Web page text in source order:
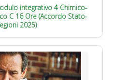
integrativo 4 Chimico-
C 16 Ore (Accordo Stato-
2025)